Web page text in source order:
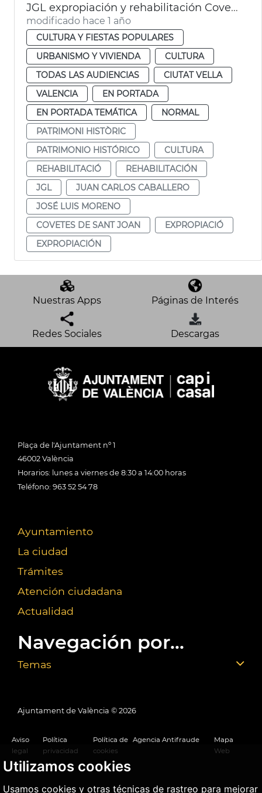
Utilizamos cookies
Usamos cookies y otras técnicas de rastreo para mejorar
JGL expropiación y rehabilitación Covetes de Sant Joan
modificado hace 1 año
CULTURA Y FIESTAS POPULARES
URBANISMO Y VIVIENDA
CULTURA
TODAS LAS AUDIENCIAS
CIUTAT VELLA
VALENCIA
EN PORTADA
EN PORTADA TEMÁTICA
NORMAL
PATRIMONI HISTÒRIC
PATRIMONIO HISTÓRICO
CULTURA
REHABILITACIÓ
REHABILITACIÓN
JGL
JUAN CARLOS CABALLERO
JOSÉ LUIS MORENO
COVETES DE SANT JOAN
EXPROPIACIÓ
EXPROPIACIÓN
Nuestras Apps Páginas de Interés
Redes Sociales Descargas
Plaça de l'Ajuntament nº 1
46002 València
Horarios: lunes a viernes de 8:30 a 14:00 horas
Teléfono: 963 52 54 78
Ayuntamiento
La ciudad
Trámites
Atención ciudadana
Actualidad
Navegación por...
Temas
Ajuntament de València © 2026
Aviso
legal
Política
privacidad
Política de
cookies
Agencia Antifraude
Mapa
Web